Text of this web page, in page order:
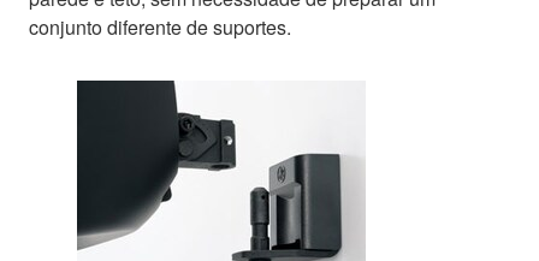
conjunto diferente de suportes.